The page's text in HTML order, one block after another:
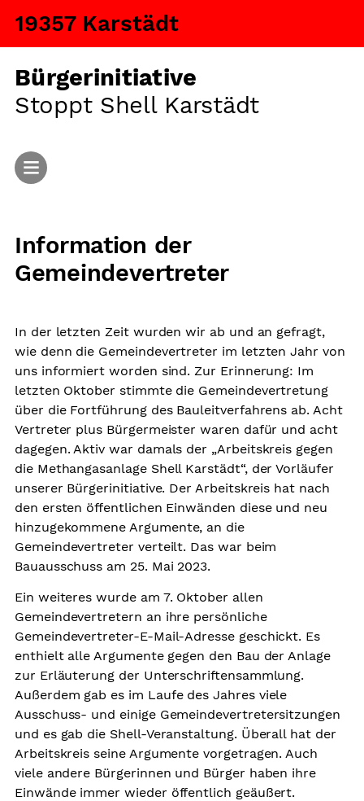
Bürgerinitiative
Stoppt Shell Karstädt
Aktuelles
Fragen und Antworten
Ansiedlung von Tiermastanlagen
Arbeitsplätze
Sicherheit
Grundkonsens
Kontakt
Information der
Gemeindevertreter
In der letzten Zeit wurden wir ab und an gefragt,
wie denn die Gemeindevertreter im letzten Jahr von
uns informiert worden sind. Zur Erinnerung: Im
letzten Oktober stimmte die Gemeindevertretung
über die Fortführung des Bauleitverfahrens ab. Acht
Vertreter plus Bürgermeister waren dafür und acht
dagegen. Aktiv war damals der „Arbeitskreis gegen
die Methangasanlage Shell Karstädt“, der Vorläufer
unserer Bürgerinitiative. Der Arbeitskreis hat nach
den ersten öffentlichen Einwänden diese und neu
hinzugekommene Argumente, an die
Gemeindevertreter verteilt. Das war beim
Bauausschuss am 25. Mai 2023.
Ein weiteres wurde am 7. Oktober allen
Gemeindevertretern an ihre persönliche
Gemeindevertreter-E-Mail-Adresse geschickt. Es
enthielt alle Argumente gegen den Bau der Anlage
zur Erläuterung der Unterschriftensammlung.
Außerdem gab es im Laufe des Jahres viele
Ausschuss- und einige Gemeindevertretersitzungen
und es gab die Shell-Veranstaltung. Überall hat der
Arbeitskreis seine Argumente vorgetragen. Auch
viele andere Bürgerinnen und Bürger haben ihre
Einwände immer wieder öffentlich geäußert.
19357 Karstädt